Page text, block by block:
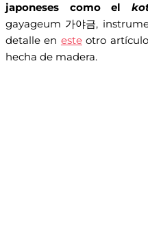
japoneses como el
gayageum 가야금,
detalle en esteotro
hecha de madera.